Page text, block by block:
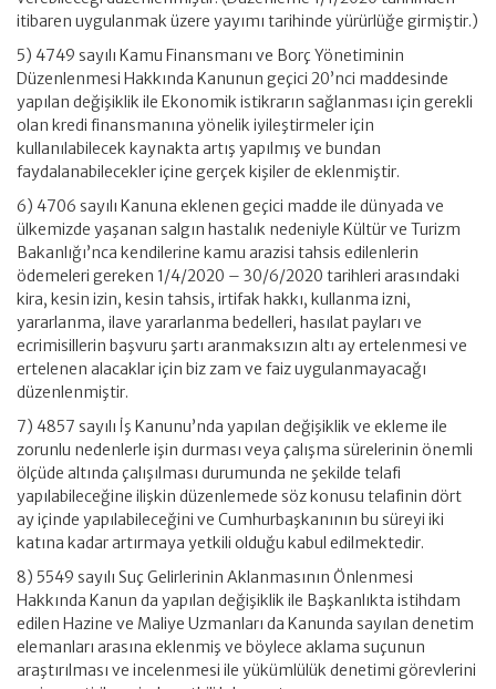
itibaren uygulanmak üzere yayımı tarihinde yürürlüğe girmiştir.)
5) 4749 sayılı Kamu Finansmanı ve Borç Yönetiminin
Düzenlenmesi Hakkında Kanunun geçici 20’nci maddesinde
yapılan değişiklik ile Ekonomik istikrarın sağlanması için gerekli
olan kredi finansmanına yönelik iyileştirmeler için
kullanılabilecek kaynakta artış yapılmış ve bundan
faydalanabilecekler içine gerçek kişiler de eklenmiştir.
6) 4706 sayılı Kanuna eklenen geçici madde ile dünyada ve
ülkemizde yaşanan salgın hastalık nedeniyle Kültür ve Turizm
Bakanlığı’nca kendilerine kamu arazisi tahsis edilenlerin
ödemeleri gereken 1/4/2020 – 30/6/2020 tarihleri arasındaki
kira, kesin izin, kesin tahsis, irtifak hakkı, kullanma izni,
yararlanma, ilave yararlanma bedelleri, hasılat payları ve
ecrimisillerin başvuru şartı aranmaksızın altı ay ertelenmesi ve
ertelenen alacaklar için biz zam ve faiz uygulanmayacağı
düzenlenmiştir.
7) 4857 sayılı İş Kanunu’nda yapılan değişiklik ve ekleme ile
zorunlu nedenlerle işin durması veya çalışma sürelerinin önemli
ölçüde altında çalışılması durumunda ne şekilde telafi
yapılabileceğine ilişkin düzenlemede söz konusu telafinin dört
ay içinde yapılabileceğini ve Cumhurbaşkanının bu süreyi iki
katına kadar artırmaya yetkili olduğu kabul edilmektedir.
8) 5549 sayılı Suç Gelirlerinin Aklanmasının Önlenmesi
Hakkında Kanun da yapılan değişiklik ile Başkanlıkta istihdam
edilen Hazine ve Maliye Uzmanları da Kanunda sayılan denetim
elemanları arasına eklenmiş ve böylece aklama suçunun
araştırılması ve incelenmesi ile yükümlülük denetimi görevlerini